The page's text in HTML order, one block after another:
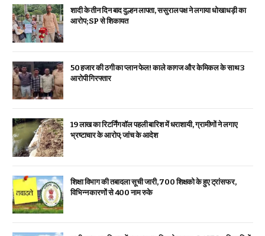
शादी के तीन दिन बाद दुल्हन लापता, ससुराल पक्ष ने लगाया धोखाधड़ी का
आरोप; SP से शिकायत
₹50 हजार की ठगी का प्लान फेल! काले कागज और केमिकल के साथ 3
आरोपी गिरफ्तार
19 लाख का रिटर्निंग वॉल पहली बारिश में धराशायी, ग्रामीणों ने लगाए
भ्रष्टाचार के आरोप; जांच के आदेश
शिक्षा विभाग की तबादला सूची जारी, 700 शिक्षको के हुए ट्रांसफर,
विभिन्न कारणों से 400 नाम रुके